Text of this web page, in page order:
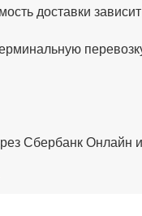
доставки
Сбербанк Онлайн